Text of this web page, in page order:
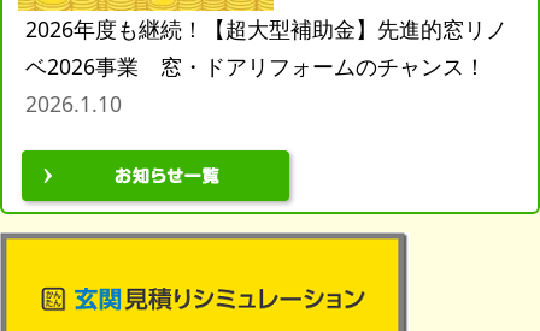
2026年度も継続！【超大型補助金】先進的窓リノ
ベ2026事業 窓・ドアリフォームのチャンス！
2026.1.10